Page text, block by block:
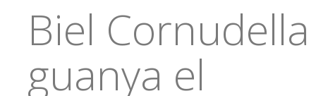
Biel Cornudella
guanya el